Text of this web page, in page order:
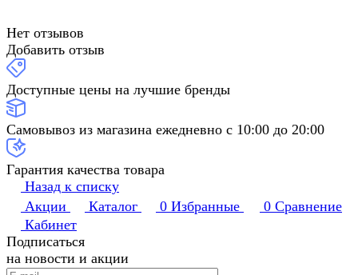
Нет отзывов
Добавить отзыв
Доступные цены на лучшие бренды
Самовывоз из магазина ежедневно с 10:00 до 20:00
Гарантия качества товара
Назад к списку
Акции
Каталог 0 Избранные 0 Сравнение
Кабинет
Подписаться
на новости и акции